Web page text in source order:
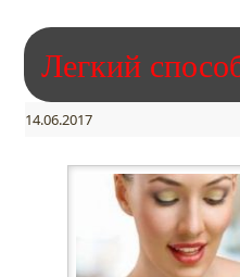
Легкий
14.06.2017